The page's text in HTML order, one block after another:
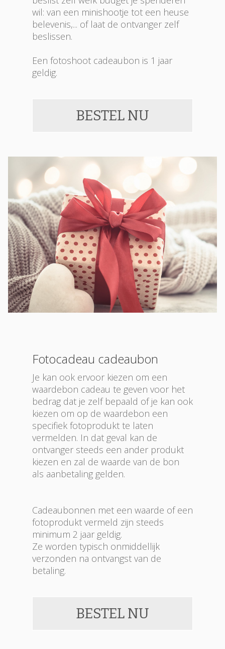
wil: van een minishootje tot een heuse
belevenis,... of laat de ontvanger zelf
beslissen.
Een fotoshoot cadeaubon is 1 jaar
geldig.
BESTEL NU
Fotocadeau cadeaubon
Je kan ook ervoor kiezen om een
waardebon cadeau te geven voor het
bedrag dat je zelf bepaald of je kan ook
kiezen om op de waardebon een
specifiek fotoprodukt te laten
vermelden. In dat geval kan de
ontvanger steeds een ander produkt
kiezen en zal de waarde van de bon
als aanbetaling gelden.
Cadeaubonnen met een waarde of een
fotoprodukt vermeld zijn steeds
minimum 2 jaar geldig.
Ze worden typisch onmiddellijk
verzonden na ontvangst van de
betaling.
BESTEL NU